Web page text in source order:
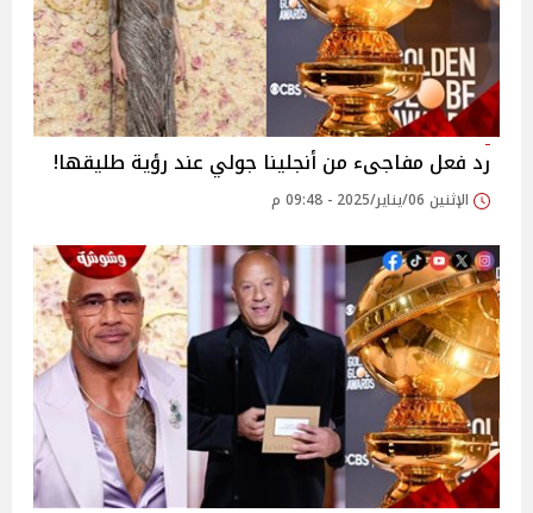
رد فعل مفاجىء من أنجلينا جولي عند رؤية طليقها!
الإثنين 06/يناير/2025 - 09:48 م